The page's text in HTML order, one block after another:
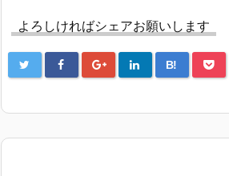
よろしければシェアお願いします
B!